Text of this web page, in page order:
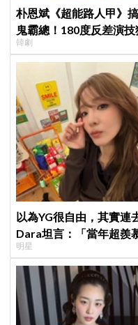
朴恩斌《超能路人甲》
鬼霸總！180度反差演技
韓劇
以為YG很自由，其實連
Dara坦言：「當年超羨
明星